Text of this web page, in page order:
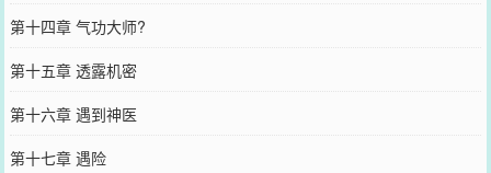
第十四章 气功大师?
第十五章 透露机密
第十六章 遇到神医
第十七章 遇险